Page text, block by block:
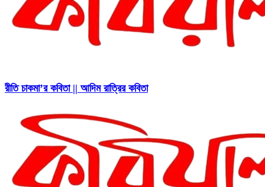
রীতি চাকমা’র কবিতা || আদিম রাত্রির কবিতা